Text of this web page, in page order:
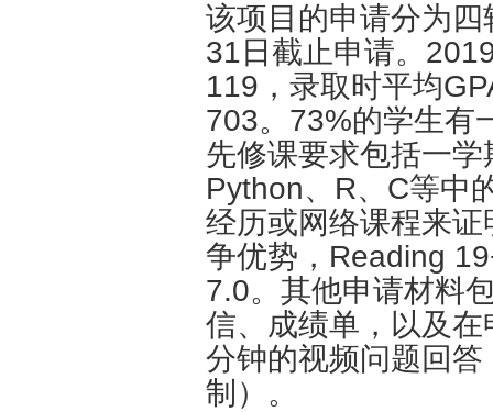
该项目的申请分为
31日截止申请。
119，录取时平均
703。73%的学生有
先修课要求包括一
Python、R、C等中
经历或网络课程来
争优势，Reading
7.0。其他申请材料
信、成绩单，以及
分钟的视频问题回
制）。